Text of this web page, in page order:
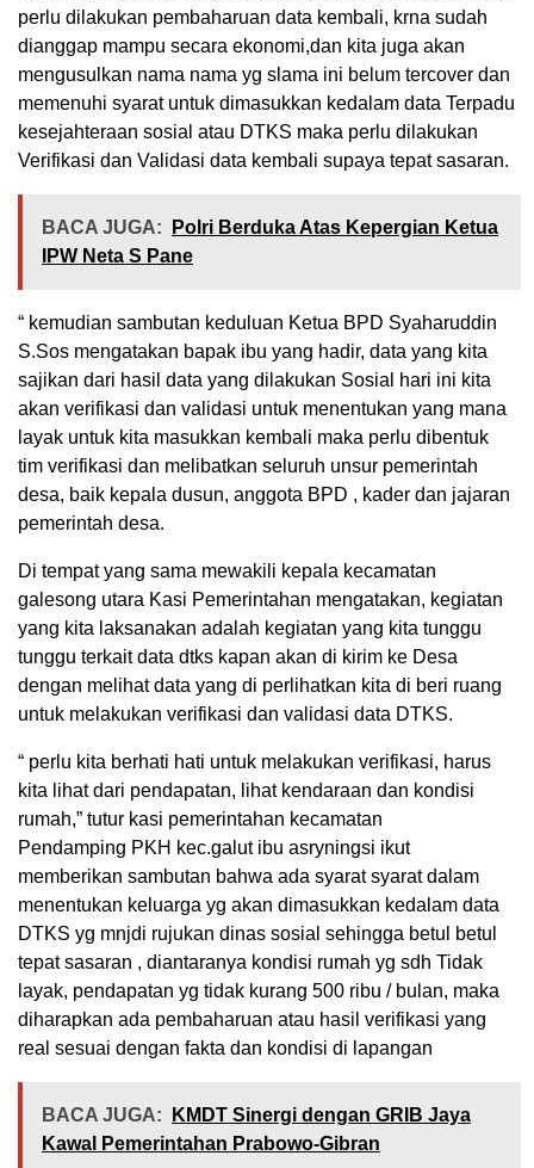
perlu dilakukan pembaharuan data kembali, krna sudah
dianggap mampu secara ekonomi,dan kita juga akan
mengusulkan nama nama yg slama ini belum tercover dan
memenuhi syarat untuk dimasukkan kedalam data Terpadu
kesejahteraan sosial atau DTKS maka perlu dilakukan
Verifikasi dan Validasi data kembali supaya tepat sasaran.
BACA JUGA:
Polri Berduka Atas Kepergian Ketua
IPW Neta S Pane
“ kemudian sambutan keduluan Ketua BPD Syaharuddin
S.Sos mengatakan bapak ibu yang hadir, data yang kita
sajikan dari hasil data yang dilakukan Sosial hari ini kita
akan verifikasi dan validasi untuk menentukan yang mana
layak untuk kita masukkan kembali maka perlu dibentuk
tim verifikasi dan melibatkan seluruh unsur pemerintah
desa, baik kepala dusun, anggota BPD , kader dan jajaran
pemerintah desa.
Di tempat yang sama mewakili kepala kecamatan
galesong utara Kasi Pemerintahan mengatakan, kegiatan
yang kita laksanakan adalah kegiatan yang kita tunggu
tunggu terkait data dtks kapan akan di kirim ke Desa
dengan melihat data yang di perlihatkan kita di beri ruang
untuk melakukan verifikasi dan validasi data DTKS.
“ perlu kita berhati hati untuk melakukan verifikasi, harus
kita lihat dari pendapatan, lihat kendaraan dan kondisi
rumah,” tutur kasi pemerintahan kecamatan
Pendamping PKH kec.galut ibu asryningsi ikut
memberikan sambutan bahwa ada syarat syarat dalam
menentukan keluarga yg akan dimasukkan kedalam data
DTKS yg mnjdi rujukan dinas sosial sehingga betul betul
tepat sasaran , diantaranya kondisi rumah yg sdh Tidak
layak, pendapatan yg tidak kurang 500 ribu / bulan, maka
diharapkan ada pembaharuan atau hasil verifikasi yang
real sesuai dengan fakta dan kondisi di lapangan
BACA JUGA:
KMDT Sinergi dengan GRIB Jaya
Kawal Pemerintahan Prabowo-Gibran